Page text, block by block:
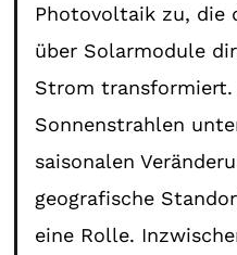
Photovoltaik zu, die
über Solarmodule
Strom transformiert.
Sonnenstrahlen
saisonalen
geografische
eine Rolle.